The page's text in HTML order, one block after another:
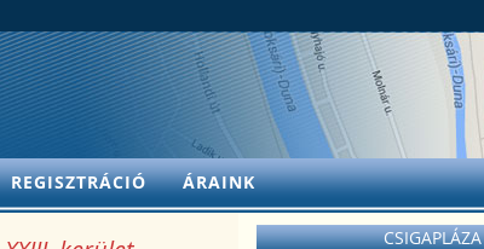
REGISZTRÁCIÓ ÁRAINK
CSIGAPLÁZA